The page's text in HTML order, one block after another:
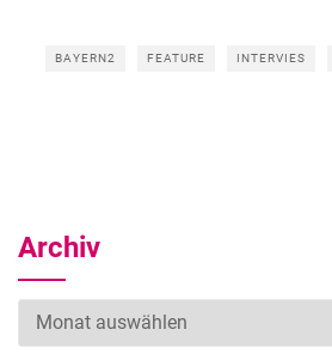
BAYERN2 FEATURE INTERVIES
Archiv
Archiv